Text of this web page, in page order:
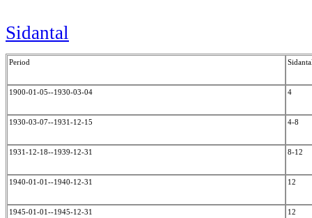
Sidantal
Period
1900-01-05--1930-03-04 4
1930-03-07--1931-12-15 4-8
1931-12-18--1939-12-31 8-12
1940-01-01--1940-12-31 12
1945-01-01--1945-12-31 12